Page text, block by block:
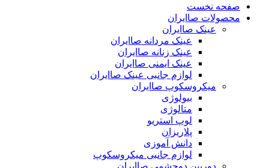
صفحه نخست
محصولات صاایران
عینک صاایران
عینک مردانه صاایران
عینک زنانه صاایران
عینک ایمنی صاایران
لوازم جانبی عینک صاایران
میکروسکوپ صاایران
بیولوژی
متالوژی
لوپ استریو
پلاریزان
دانش آموزی
لوازم جانبی میکروسکوپ
دوربین دوچشمی صاایران